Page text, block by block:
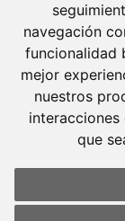
navegación
funcionalidad
mejor
nuestros
que
Molins
es una
exclusiva.
Barcelona
Tel. +34 934